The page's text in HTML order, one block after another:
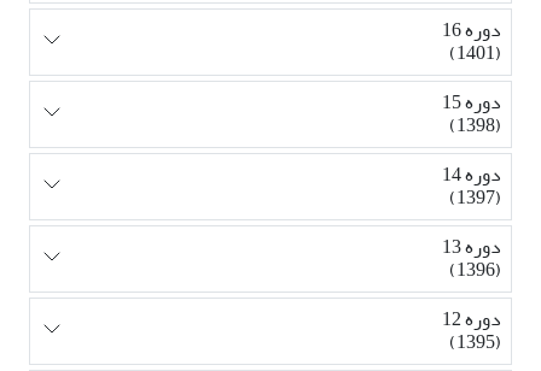
دوره 16
(1401)
دوره 15
(1398)
دوره 14
(1397)
دوره 13
(1396)
دوره 12
(1395)